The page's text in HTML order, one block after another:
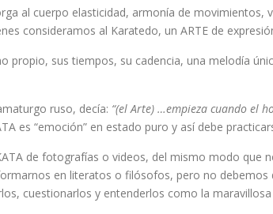
al cuerpo elasticidad, armonía de movimientos,
consideramos al Karatedo, un ARTE de
propio, sus tiempos, su cadencia, una melodía
ruso, decía: “(el Arte) …empieza cuando el
es “emoción” en estado puro y así debe
de fotografías o videos, del mismo modo que
en literatos o filósofos, pero no
cuestionarlos y entenderlos como la